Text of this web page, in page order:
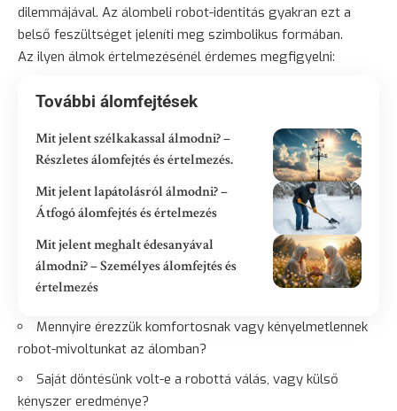
dilemmájával. Az álombeli robot-identitás gyakran ezt a
belső feszültséget jeleníti meg szimbolikus formában.
Az ilyen álmok értelmezésénél érdemes megfigyelni:
További álomfejtések
Mit jelent szélkakassal álmodni? –
Részletes álomfejtés és értelmezés.
Mit jelent lapátolásról álmodni? –
Átfogó álomfejtés és értelmezés
Mit jelent meghalt édesanyával
álmodni? – Személyes álomfejtés és
értelmezés
Mennyire érezzük komfortosnak vagy kényelmetlennek
robot-mivoltunkat az álomban?
Saját döntésünk volt-e a robottá válás, vagy külső
kényszer eredménye?